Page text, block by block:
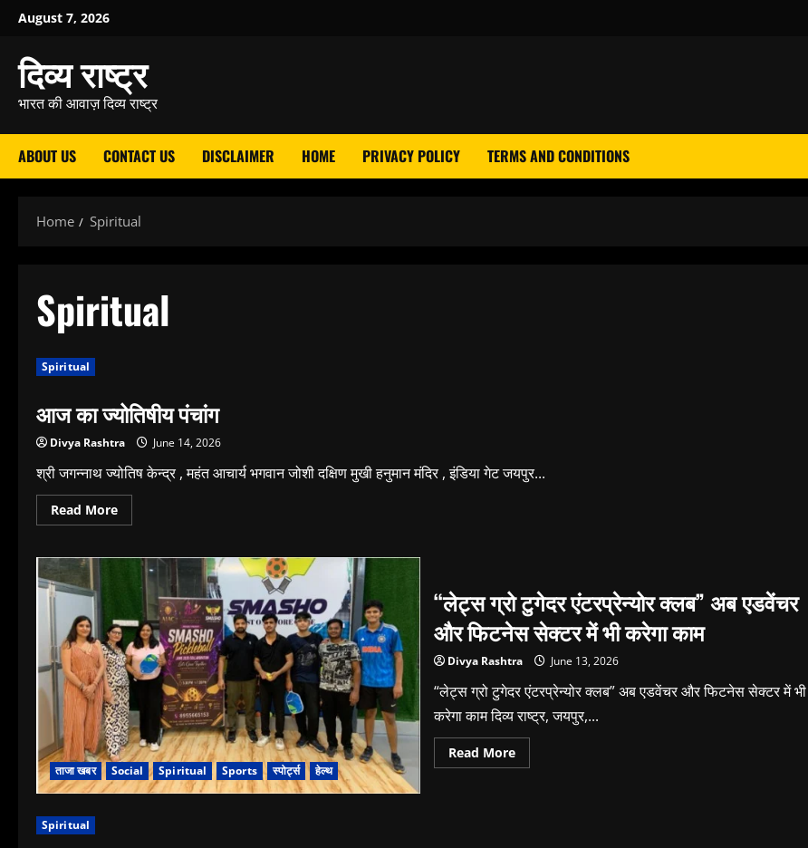
Skip
content
August 7, 2026
दिव्य राष्ट्र
भारत की आवाज़ दिव्य राष्ट्र
ABOUT US CONTACT US DISCLAIMER HOME PRIVACY POLICY TERMS AND CONDITIONS
Home Spiritual
Spiritual
Spiritual
आज का ज्योतिषीय पंचांग
Divya Rashtra June 14, 2026
श्री जगन्नाथ ज्योतिष केन्द्र , महंत आचार्य भगवान जोशी दक्षिण मुखी हनुमान मंदिर , इंडिया गेट जयपुर...
Read MoreRead
more
का
ज्योतिषीय
ताजा खबर Social Spiritual Sports स्पोर्ट्स हेल्थ
“लेट्स ग्रो टुगेदर एंटरप्रेन्योर क्लब” अब एडवेंचर
और फिटनेस सेक्टर में भी करेगा काम
Divya Rashtra June 13, 2026
“लेट्स ग्रो टुगेदर एंटरप्रेन्योर क्लब” अब एडवेंचर और फिटनेस सेक्टर में भी
करेगा काम दिव्य राष्ट्र, जयपुर,...
Read MoreRead
more
Spiritual